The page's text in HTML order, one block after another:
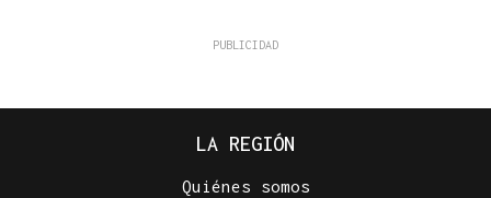
LA REGIÓN
Quiénes somos